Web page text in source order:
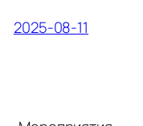
2025-08-11